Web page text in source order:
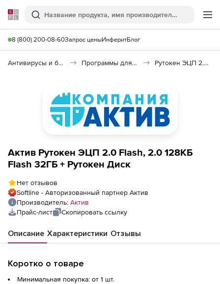
Softline
Поиск
8 (800) 200-08-60Запрос ценыИнферитБлог
Антивирусы и безопасность Программы для защиты информации Рутокен ЭЦП 2.0 Flash
Актив Рутокен ЭЦП 2.0 Flash, 2.0 128КБ
Flash 32ГБ + Рутокен Диск
Нет отзывов
Softline - Авторизованный партнер Актив
Производитель: Актив
Прайс-лист
Скопировать ссылку
Описание Характеристики Отзывы
Коротко о товаре
Минимальная покупка: от 1 шт.